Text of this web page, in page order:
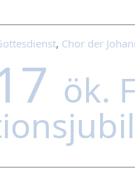
, Chor der
ök.